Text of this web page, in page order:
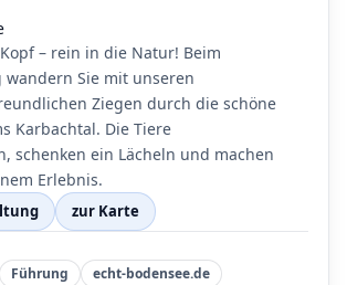
– rein in die Natur! Beim
wandern Sie mit unseren
Ziegen durch die schöne
Karbachtal. Die Tiere
schenken ein Lächeln und machen
Erlebnis.
zur Karte
Führung echt-bodensee.de